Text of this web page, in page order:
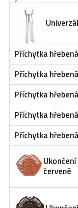
Příchytka
Příchytka
Příchytka
Příchytka
Příchytka
červené